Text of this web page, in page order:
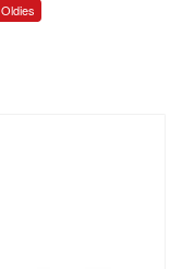
Oldies